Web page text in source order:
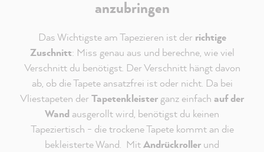
anzubringen
Das Wichtigste am Tapezieren ist der richtige
Zuschnitt: Miss genau aus und berechne, wie viel
Verschnitt du benötigst. Der Verschnitt hängt davon
ab, ob die Tapete ansatzfrei ist oder nicht. Da bei
Vliestapeten der Tapetenkleister ganz einfach auf der
Wand ausgerollt wird, benötigst du keinen
Tapeziertisch - die trockene Tapete kommt an die
bekleisterte Wand. MitAndrückroller und